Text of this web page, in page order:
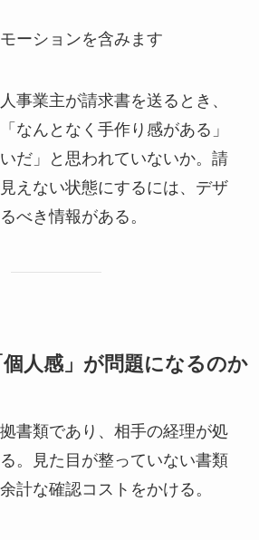
ーションを含みます
事業主が請求書を送るとき、
なんとなく手作り感がある」
だ」と思われていないか。請
えない状態にするには、デザ
べき情報がある。
人感」が問題になるのか
書類であり、相手の経理が処
。見た目が整っていない書類
計な確認コストをかける。